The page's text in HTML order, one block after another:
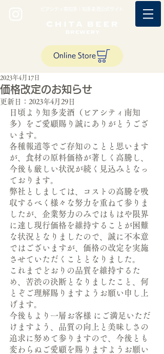
Online Store
価格改定のお知らせ
2023年4月17日
更新日： 2023年4月29日
日頃より知多麦酒（ビアシティ南知
多）をご愛顧賜り誠にありがとうござ
います。
各種報道等でご存知のことと思います
が、食材の原料価格が著しく高騰し、
今後も厳しい状況が続く見込みとなっ
ております。
弊社としましては、コストの高騰を吸
収するべく様々な努力を重ねて参りま
したが、企業努力のみではもはや限界
に達し現行価格を維持することが困難
な状況となりましたので、誠に不本意
ではございますが、価格の改定を実施
させていただくこととなりました。
これまでどおりの品質を維持するた
め、苦渋の決断となりましたこと、何
とぞご理解賜りますようお願い申し上
げます。
今後もより一層お客様 にご満足いただ
けますよう、品質の向上と美味しさの
追求に努めて参りますので、今後とも
変わらぬご愛顧を賜りますようお願い